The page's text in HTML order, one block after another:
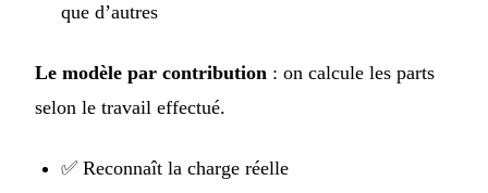
que d’autres
Le modèle par contribution : on calcule les parts
selon le travail effectué.
✅ Reconnaît la charge réelle